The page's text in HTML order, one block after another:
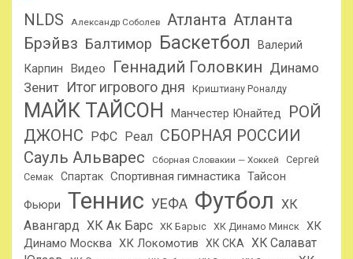
NLDS
Александр Соболев Атланта Атланта
Брэйвз Балтимор Баскетбол
Валерий
Карпин
Видео Геннадий Головкин Динамо
Зенит Итог игрового дня Криштиану Роналду
МАЙК ТАЙСОН Манчестер Юнайтед
РОЙ
ДЖОНС
РФС Реал СБОРНАЯ РОССИИ
Сауль Альварес Сборная Словакии — Хоккей
Сергей
Семак Спартак Спортивная гимнастика Тайсон
Фьюри Теннис УЕФА Футбол ХК
Авангард ХК Ак Барс ХК Барыс ХК Динамо Минск ХК
Динамо Москва ХК Локомотив ХК СКА ХК Салават